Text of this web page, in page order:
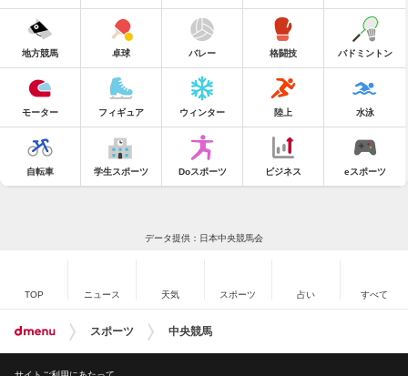
地方競馬 卓球 バレー 格闘技 バドミントン
モーター フィギュア ウィンター 陸上 水泳
自転車 学生スポーツ Doスポーツ ビジネス eスポーツ
データ提供：日本中央競馬会
TOP ニュース 天気 スポーツ 占い すべて
スポーツ 中央競馬